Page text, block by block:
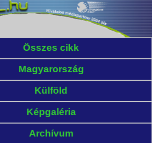
Összes cikk
Magyarország
Külföld
Képgaléria
Archívum